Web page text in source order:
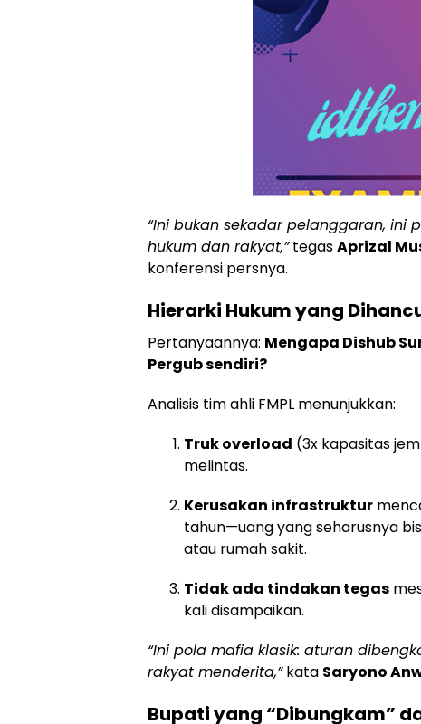
“Ini bukan sekadar pelanggaran, ini
hukum dan rakyat,”tegasAprizal
konferensi persnya.
Hierarki Hukum yang
Pertanyaannya: Mengapa Dishub
Pergub sendiri?
Analisis tim ahli FMPL menunjukkan:
Truk overload (3x kapasitas
melintas.
Kerusakan infrastruktur
tahun—uang yang seharusnya
atau rumah sakit.
Tidak ada tindakan tegas
kali disampaikan.
“Ini pola mafia klasik: aturan
rakyat menderita,”kata Saryono
Bupati yang “Dibungkam”